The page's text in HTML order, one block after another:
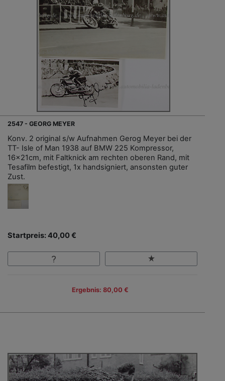
2547 - GEORG MEYER
Konv. 2 original s/w Aufnahmen Gerog Meyer bei der
TT- Isle of Man 1938 auf BMW 225 Kompressor,
16x21cm, mit Faltknick am rechten oberen Rand, mit
Tesafilm befestigt, 1x handsigniert, ansonsten guter
Zust.
Startpreis: 40,00 €
Ergebnis: 80,00 €